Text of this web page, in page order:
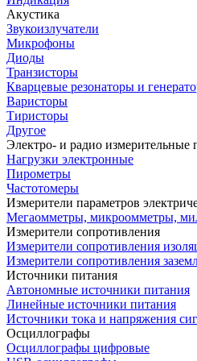
Акустика
Звукоизлучатели
Микрофоны
Диоды
Транзисторы
Кварцевые резонаторы и
Варисторы
Тиристоры
Другое
Электро- и радио измерительные
Нагрузки электронные
Пирометры
Частотомеры
Измерители параметров
Мегаомметры, микроомметры,
Измерители сопротивления
Измерители сопротивления
Измерители сопротивления
Источники питания
Автономные источники питания
Линейные источники питания
Источники тока и напряжения
Осциллографы
Осциллографы цифровые